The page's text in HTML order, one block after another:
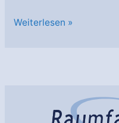
European
Weiterlesen »